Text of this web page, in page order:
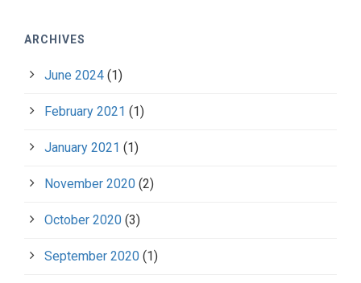
ARCHIVES
June 2024 (1)
February 2021 (1)
January 2021 (1)
November 2020 (2)
October 2020 (3)
September 2020 (1)